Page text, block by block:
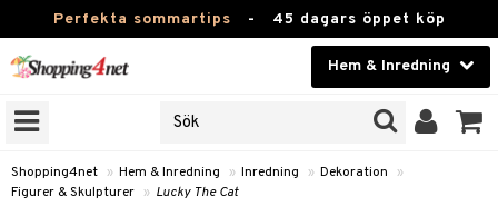
Perfekta sommartips - 45 dagars öppet köp
Hem & Inredning
Skönhet
Kontaktlinser
Shopping4net » Hem & Inredning » Inredning » Dekoration
»
Figurer & Skulpturer » Lucky The Cat